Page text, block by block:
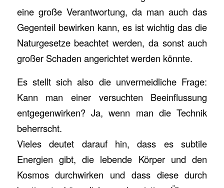
eine große Verantwortung, da man auch das
Gegenteil bewirken kann, es ist wichtig das die
Naturgesetze beachtet werden, da sonst auch
großer Schaden angerichtet werden könnte.
Es stellt sich also die unvermeidliche Frage:
Kann man einer versuchten Beeinflussung
entgegenwirken? Ja, wenn man die Technik
beherrscht.
Vieles deutet darauf hin, dass es subtile
Energien gibt, die lebende Körper und den
Kosmos durchwirken und dass diese durch